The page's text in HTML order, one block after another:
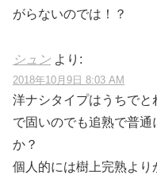
がらないのでは！？
シュン より:
2018年10月9日 8:03 AM
洋ナシタイプはうちで
で固いのでも追熟で普通
か？
個人的には樹上完熟より